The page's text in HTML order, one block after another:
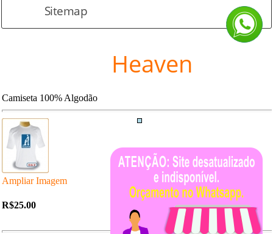
Sitemap
Heaven
Camiseta 100% Algodão
Ampliar Imagem
R$25.00